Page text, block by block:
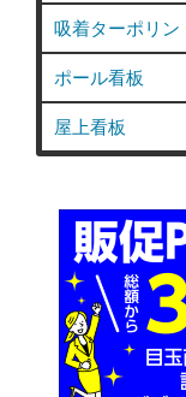
吸着ターポリン
ポール看板
屋上看板